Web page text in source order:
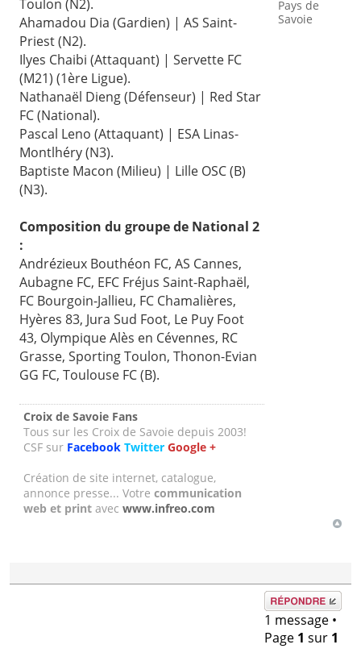
Toulon (N2).
Ahamadou Dia (Gardien) | AS Saint-
Priest (N2).
Ilyes Chaibi (Attaquant) | Servette FC
(M21) (1ère Ligue).
Nathanaël Dieng (Défenseur) | Red Star
FC (National).
Pascal Leno (Attaquant) | ESA Linas-
Montlhéry (N3).
Baptiste Macon (Milieu) | Lille OSC (B)
(N3).
Composition du groupe de National 2
:
Andrézieux Bouthéon FC, AS Cannes,
Aubagne FC, EFC Fréjus Saint-Raphaël,
FC Bourgoin-Jallieu, FC Chamalières,
Hyères 83, Jura Sud Foot, Le Puy Foot
43, Olympique Alès en Cévennes, RC
Grasse, Sporting Toulon, Thonon-Evian
GG FC, Toulouse FC (B).
Croix de Savoie Fans
Tous sur les Croix de Savoie depuis 2003!
CSF sur Facebook Twitter Google +
Création de site internet, catalogue,
annonce presse... Votrecommunication
web et print avecwww.infreo.com
Pays de
Savoie
Répondre
1 message •
Page 1 sur 1